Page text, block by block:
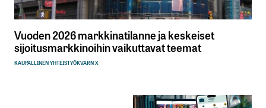
Vuoden 2026 markkinatilanne ja keskeiset
sijoitusmarkkinoihin vaikuttavat teemat
KAUPALLINEN YHTEISTYÖKVARN X